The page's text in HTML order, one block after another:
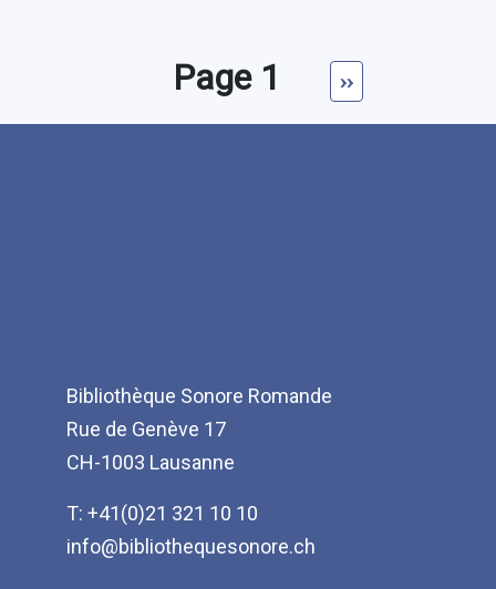
Page 1
Page
suivante
››
Bibliothèque Sonore Romande
Rue de Genève 17
CH-1003 Lausanne
T: +41(0)21 321 10 10
info@bibliothequesonore.ch